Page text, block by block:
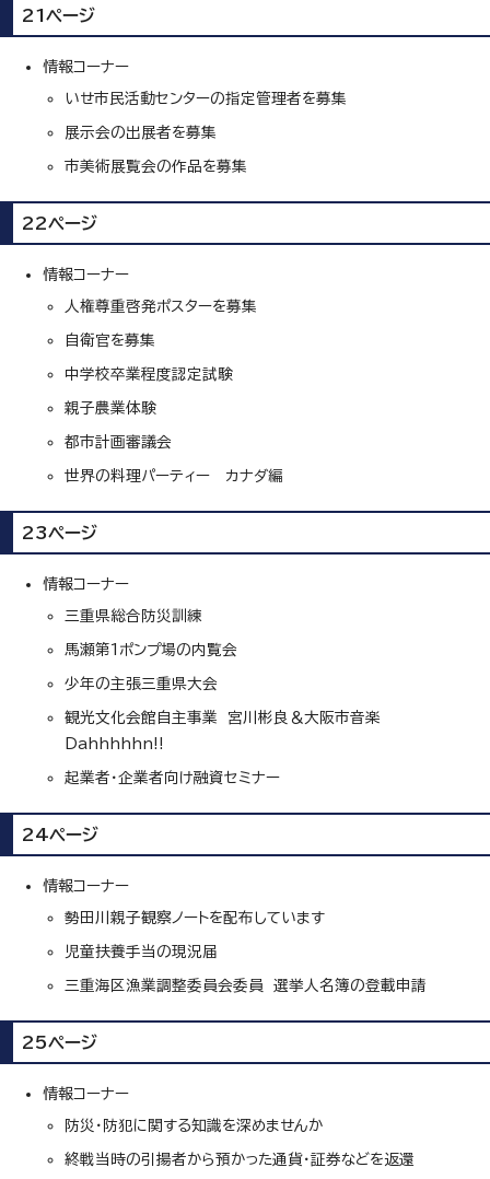
21ページ
情報コーナー
いせ市民活動センターの指定管理者を募集
展示会の出展者を募集
市美術展覧会の作品を募集
22ページ
情報コーナー
人権尊重啓発ポスターを募集
自衛官を募集
中学校卒業程度認定試験
親子農業体験
都市計画審議会
世界の料理パーティー カナダ編
23ページ
情報コーナー
三重県総合防災訓練
馬瀬第1ポンプ場の内覧会
少年の主張三重県大会
観光文化会館自主事業 宮川彬良＆大阪市音楽
Dahhhhhn!!
起業者・企業者向け融資セミナー
24ページ
情報コーナー
勢田川親子観察ノートを配布しています
児童扶養手当の現況届
三重海区漁業調整委員会委員 選挙人名簿の登載申請
25ページ
情報コーナー
防災・防犯に関する知識を深めませんか
終戦当時の引揚者から預かった通貨・証券などを返還